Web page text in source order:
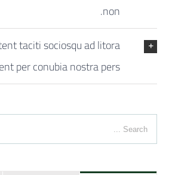
non.
taciti sociosqu ad litora
per conubia nostra pers.
Search
for: